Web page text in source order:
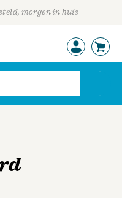
morgen in huis